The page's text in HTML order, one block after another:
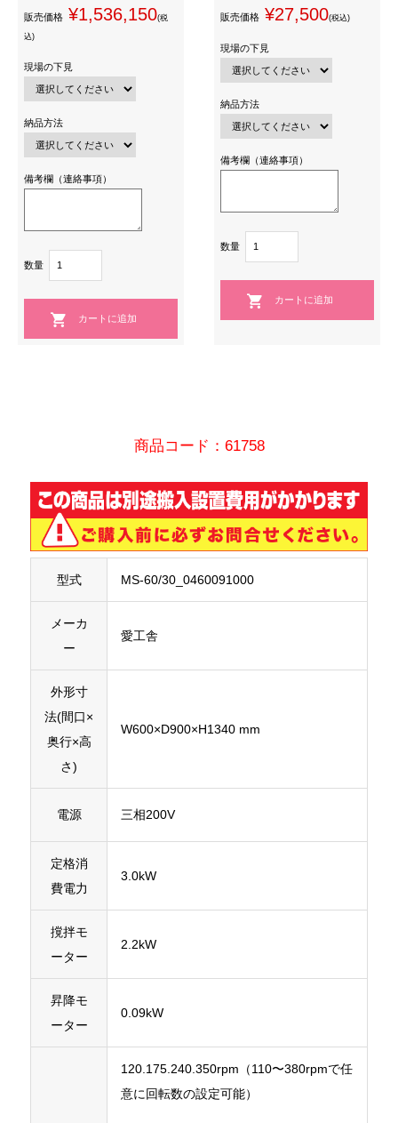
販売価格 ¥1,536,150(税
込)
現場の下見
納品方法
備考欄（連絡事項）
数量
販売価格 ¥27,500(税込)
現場の下見
納品方法
備考欄（連絡事項）
数量
商品コード：61758
型式 MS-60/30_0460091000
メーカ
ー
愛工舎
外形寸
法(間口×
奥行×高
さ)
W600×D900×H1340 mm
電源 三相200V
定格消
費電力
3.0kW
撹拌モ
ーター
2.2kW
昇降モ
ーター
0.09kW
120.175.240.350rpm（110〜380rpmで任
意に回転数の設定可能）